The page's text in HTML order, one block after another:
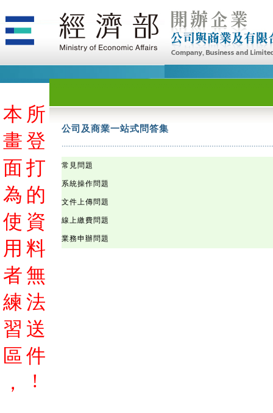
本
本
本
本
本
本
本
本
本
本
本
本
本
本
本
本
本
本
本
本
本
本
本
本
本
本
本
本
本
本
本
本
本
本
本
本
本
本
本
本
本
本
本
本
本
本
本